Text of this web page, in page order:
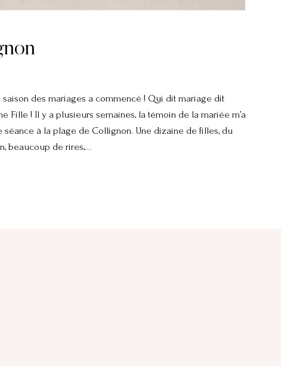
des mariages a commencé ! Qui dit mariage dit
Fille ! Il y a plusieurs semaines, la témoin de la mariée m’a
à la plage de Collignon. Une dizaine de filles, du
beaucoup de rires,…